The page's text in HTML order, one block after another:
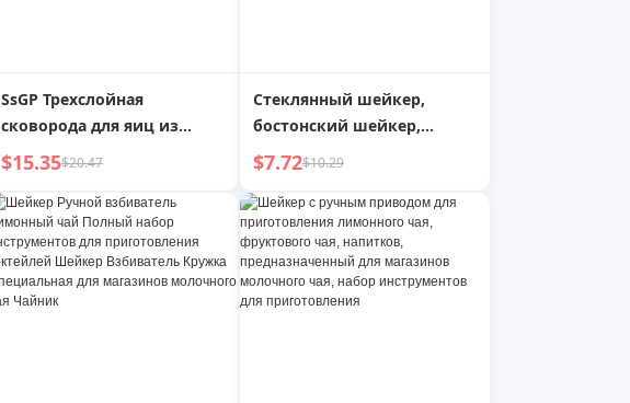
SsGP Трехслойная
сковорода для яиц из
стали, мини-сковорода,
приготовления яичницы-
глазуньи, антипригарная
сковорода
$15.35$20.47
Стеклянный шейкер,
бостонский шейкер,
ручной шейкер для вина,
приготовления коктейлей
$7.72$10.29